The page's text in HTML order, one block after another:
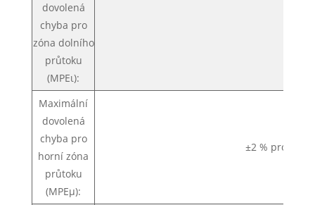
dovolená
chyba pro
zóna dolního
průtoku
(MPEι):
Maximální
dovolená
chyba pro
horní zóna
průtoku
(MPEμ):
±2 % pro